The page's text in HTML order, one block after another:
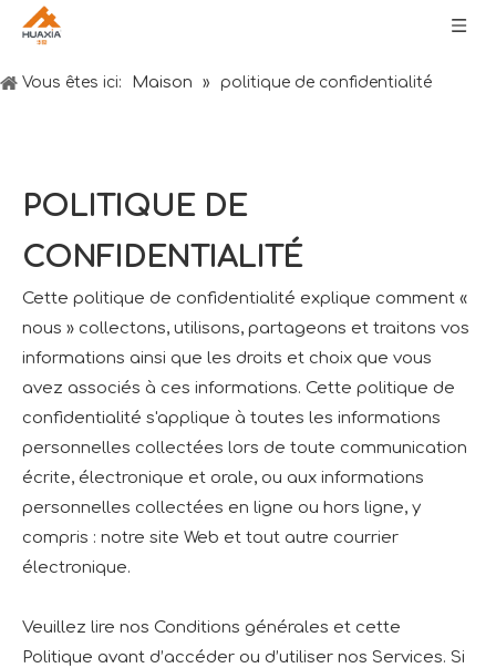
Vous êtes ici: Maison » politique de confidentialité
POLITIQUE DE
CONFIDENTIALITÉ
Cette politique de confidentialité explique comment «
nous » collectons, utilisons, partageons et traitons vos
informations ainsi que les droits et choix que vous
avez associés à ces informations. Cette politique de
confidentialité s'applique à toutes les informations
personnelles collectées lors de toute communication
écrite, électronique et orale, ou aux informations
personnelles collectées en ligne ou hors ligne, y
compris : notre site Web et tout autre courrier
électronique.
Veuillez lire nos Conditions générales et cette
Politique avant d’accéder ou d’utiliser nos Services. Si